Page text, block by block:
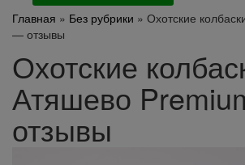
Главная » Без рубрики » Охотские
— отзывы
Охотские
Атяшево
отзывы